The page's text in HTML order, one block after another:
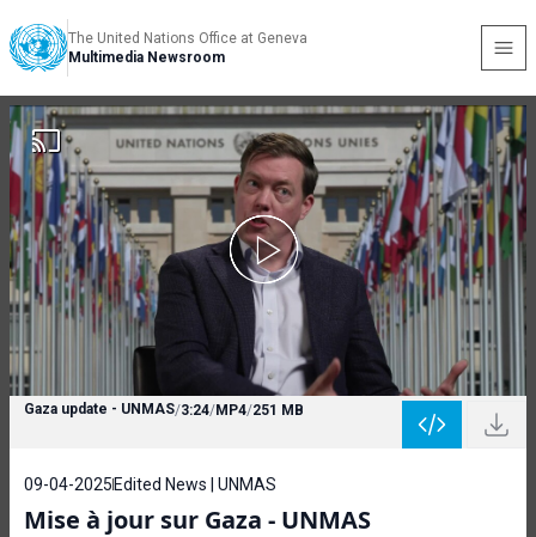
The United Nations Office at Geneva
Multimedia Newsroom
Gaza update - UNMAS/3:24/MP4/251 MB
09-04-2025 Edited News | UNMAS
Mise à jour sur Gaza - UNMAS